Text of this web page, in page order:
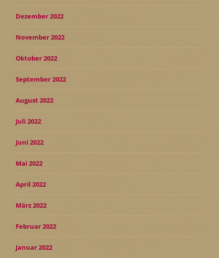
Dezember 2022
November 2022
Oktober 2022
September 2022
August 2022
Juli 2022
Juni 2022
Mai 2022
April 2022
März 2022
Februar 2022
Januar 2022